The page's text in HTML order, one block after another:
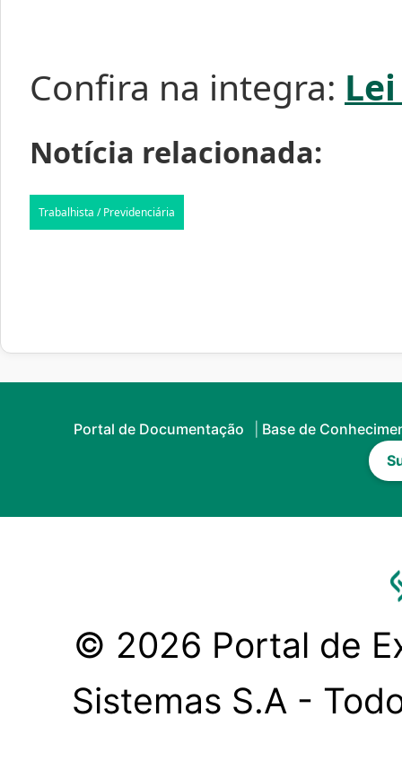
Confira na integra:
Notícia relacionada:
Trabalhista / Previdenciária
Portal de Documentação
Base de
© 2026 Portal de
Sistemas S.A -